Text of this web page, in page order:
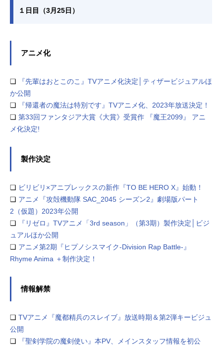
１日目（3月25日）
アニメ化
❏
『先輩はおとこのこ』TVアニメ化決定│ティザービジュアルほ
か公開
❏
『帰還者の魔法は特別です』TVアニメ化、2023年放送決定！
❏ 第33回ファンタジア大賞《大賞》受賞作 『魔王2099』 アニ
メ化決定!
製作決定
❏ ビリビリ×アニプレックスの新作『TO BE HERO X』始動！
❏ アニメ『攻殻機動隊 SAC_2045 シーズン2』劇場版パート
2（仮題）2023年公開
❏
『リゼロ』TVアニメ「3rd season」（第3期）製作決定│ビジ
ュアルほか公開
❏ アニメ第2期『ヒプノシスマイク-Division Rap Battle-』
Rhyme Anima ＋制作決定！
情報解禁
❏ TVアニメ『魔都精兵のスレイブ』放送時期＆第2弾キービジュ
公開
❏
『聖剣学院の魔剣使い』本PV、メインスタッフ情報を初公